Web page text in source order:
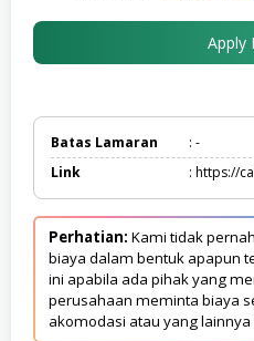
Apply
Batas Lamaran
: -
Link
: https://
Perhatian: Kami tidak
biaya dalam bentuk apapun
ini apabila ada pihak yang
perusahaan meminta biaya
akomodasi atau yang